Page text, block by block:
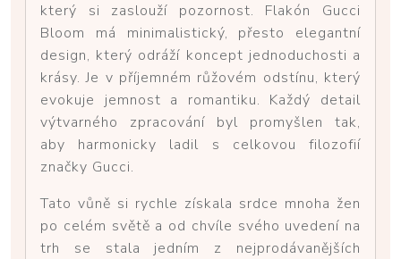
který si zaslouží pozornost. Flakón Gucci
Bloom má minimalistický, přesto elegantní
design, který odráží koncept jednoduchosti a
krásy. Je v příjemném růžovém odstínu, který
evokuje jemnost a romantiku. Každý detail
výtvarného zpracování byl promyšlen tak,
aby harmonicky ladil s celkovou filozofií
značky Gucci.
Tato vůně si rychle získala srdce mnoha žen
po celém světě a od chvíle svého uvedení na
trh se stala jedním z nejprodávanějších